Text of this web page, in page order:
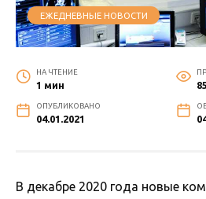
ЕЖЕДНЕВНЫЕ НОВОСТИ
НА ЧТЕНИЕ
1 мин
ОПУБЛИКОВАНО
04.01.2021
В декабре 2020 года новые